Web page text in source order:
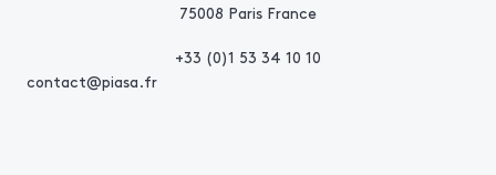
75008 Paris France
+33 (0)1 53 34 10 10
contact@piasa.fr